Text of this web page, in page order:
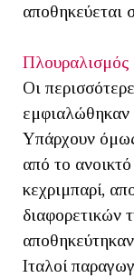
αποθηκεύεται
Οι
Υπάρχουν
από το
κεχριμπαρί,
διαφορετικών
Ιταλοί